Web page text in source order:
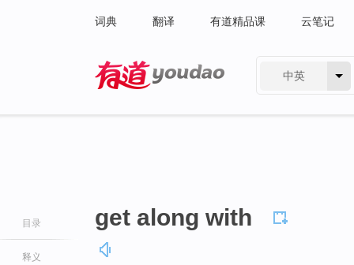
词典 翻译 有道精品课 云笔记
中英
目录
释义
get along with